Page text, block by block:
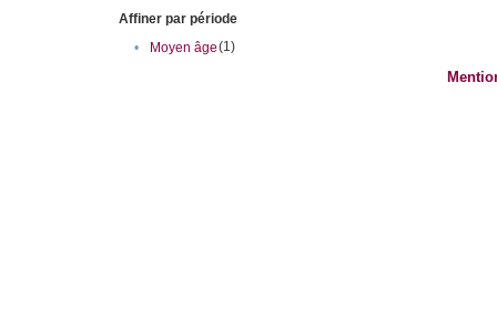
Affiner par période
•
Moyen âge(1)